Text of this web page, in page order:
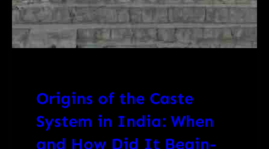
Origins of the Caste
System in India: When
and How Did It Begin-